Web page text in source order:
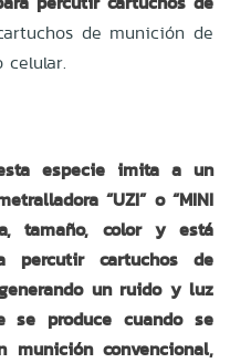
de munición de
especie imita a un
“UZI” o “MINI
tamaño, color y está
percutir cartuchos de
un ruido y luz
se produce cuando se
convencional,